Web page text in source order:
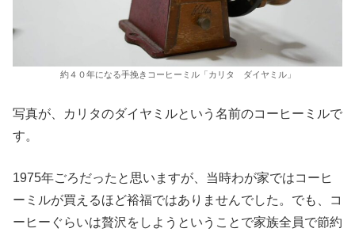
約４０年になる手挽きコーヒーミル「カリタ ダイヤミル」
写真が、カリタのダイヤミルという名前のコーヒーミルで
す。
1975年ごろだったと思いますが、当時わが家ではコーヒ
ーミルが買えるほど裕福ではありませんでした。でも、コ
ーヒーぐらいは贅沢をしようということで家族全員で節約